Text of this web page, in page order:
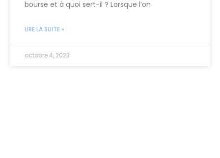
bourse et à quoi sert-il ? Lorsque l’on
LIRE LA SUITE »
octobre 4, 2023